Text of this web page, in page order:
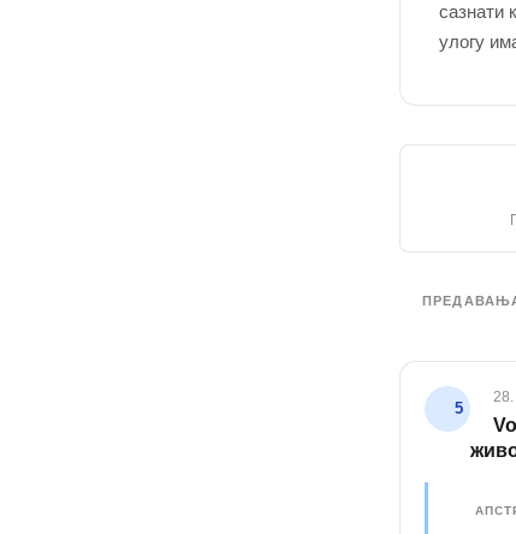
сазнати
улогу
5